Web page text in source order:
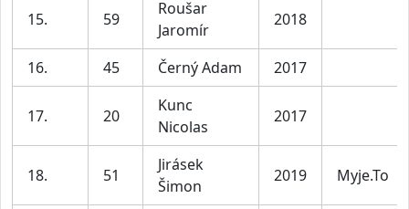
15. 59
Roušar
Jaromír
2018
16. 45 Černý Adam 2017
17. 20
Kunc
Nicolas
2017
18. 51
Jirásek
Šimon
2019 Myje.To